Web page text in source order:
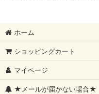
ホーム
ショッピングカート
マイページ
★メールが届かない場合★